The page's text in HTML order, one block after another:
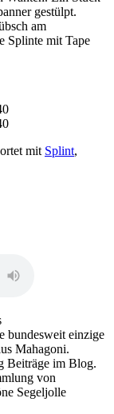
gestülpt.
am
Splinte mit Tape
mit Splint,
bundesweit einzige
Mahagoni.
Beiträge im Blog.
von
Segeljolle